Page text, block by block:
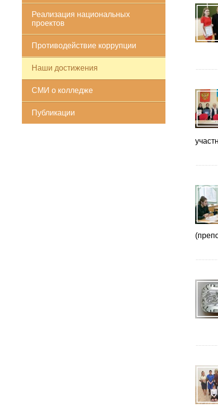
Реализация национальных
проектов
Противодействие коррупции
Наши достижения
СМИ о колледже
Публикации